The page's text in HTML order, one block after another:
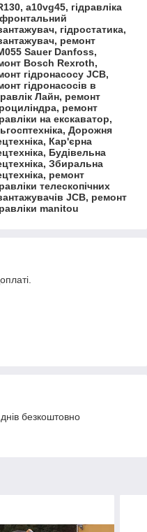
a10vg45, гідравліка
гідростатика,
ремонт
Sauer Danfoss,
Bosch Rexroth,
гідронасосу JCB,
гідронасосів в
Лайн, ремонт
ремонт
на екскаватор,
Дорожня
Кар'єрна
Будівельна
Збиральна
ремонт
телескопічних
JCB, ремонт
manitou
безкоштовно